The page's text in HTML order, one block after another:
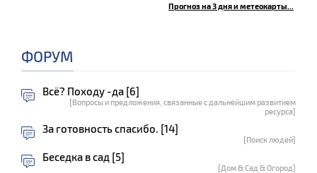
Прогноз на 3 дня и метеокарты...
ФОРУМ
Всё? Походу -да [6]
[Вопросы и предложения, связанные с дальнейшим развитием
ресурса]
За готовность спасибо. [14]
[Поиск людей]
Беседка в сад [5]
[Дом & Сад & Огород]